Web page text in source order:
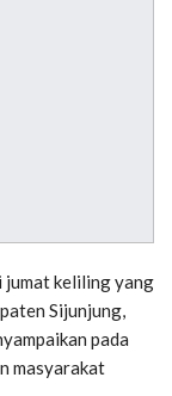
jumat keliling yang
Sijunjung,
pada
masyarakat